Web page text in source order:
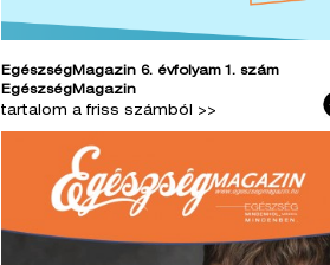
EgészségMagazin 6. évfolyam 1. szám
EgészségMagazin
tartalom a friss számból >>